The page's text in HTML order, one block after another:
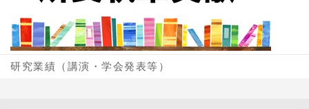
研究業績（講演・学会発表等）